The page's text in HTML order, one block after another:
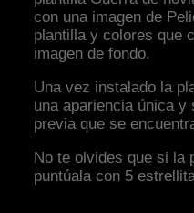
con una imagen de
plantilla y colores que
imagen de fondo.
Una vez instalado la
una apariencia única
previa que se
No te olvides que si la
puntúala con 5